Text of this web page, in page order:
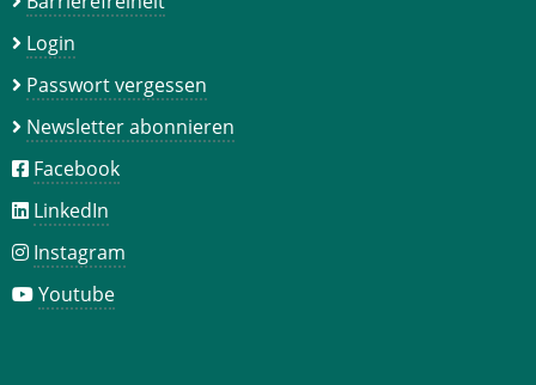
Login
Passwort vergessen
Newsletter abonnieren
Facebook
LinkedIn
Instagram
Youtube